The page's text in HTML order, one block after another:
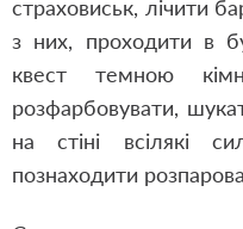
страховиськ, лічити
з них, проходити в
квест темною
розфарбовувати,
на стіні всілякі
познаходити